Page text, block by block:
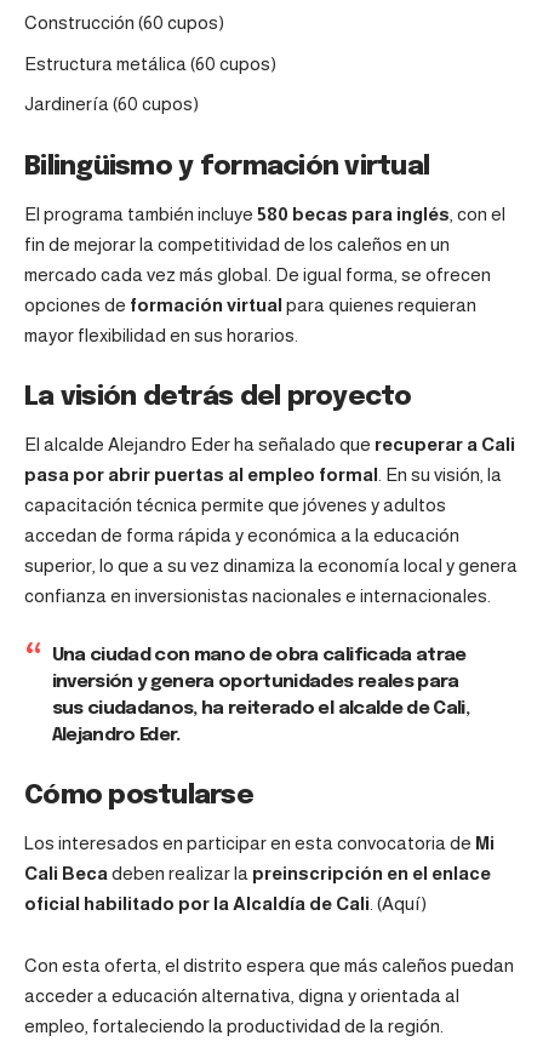
Construcción (60 cupos)
Estructura metálica (60 cupos)
Jardinería (60 cupos)
Bilingüismo y formación virtual
El programa también incluye 580 becas para inglés , con el
fin de mejorar la competitividad de los caleños en un
mercado cada vez más global. De igual forma, se ofrecen
opciones de formación virtual para quienes requieran
mayor flexibilidad en sus horarios.
La visión detrás del proyecto
El alcalde Alejandro Eder ha señalado que recuperar a Cali
pasa por abrir puertas al empleo formal . En su visión, la
capacitación técnica permite que jóvenes y adultos
accedan de forma rápida y económica a la educación
superior, lo que a su vez dinamiza la economía local y genera
confianza en inversionistas nacionales e internacionales.
Una ciudad con mano de obra calificada atrae
inversión y genera oportunidades reales para
sus ciudadanos, ha reiterado el alcalde de Cali,
Alejandro Eder.
Cómo postularse
Los interesados en participar en esta convocatoria de Mi
Cali Beca deben realizar la preinscripción en el enlace
oficial habilitado por la Alcaldía de Cali . (Aquí)
Con esta oferta, el distrito espera que más caleños puedan
acceder a educación alternativa, digna y orientada al
empleo, fortaleciendo la productividad de la región.